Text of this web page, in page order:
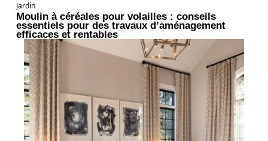
Jardin
Moulin à céréales pour volailles : conseils
essentiels pour des travaux d’aménagement
efficaces et rentables